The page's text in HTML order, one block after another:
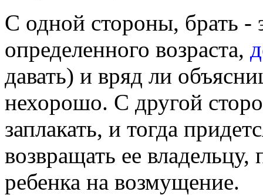
С одной стороны, брать -
определенного возраста,
давать) и вряд ли
нехорошо. С другой
заплакать, и тогда
возвращать ее
ребенка на возмущение.